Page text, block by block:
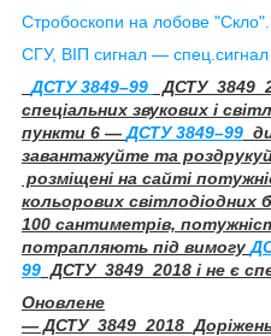
Стробоскопи на лобове "Скло".
СГУ, ВІП сигнал — спец.сигнал
ДСТУ 3849–99
спеціальних звукових і
пункти 6 —ДСТУ 3849–99
завантажуйте та
розміщені на сайті
кольорових світлодіодних
100 сантиметрів,
потрапляють під вимогу
99 ДСТУ_3849_2018 і не є
Оновлене
—